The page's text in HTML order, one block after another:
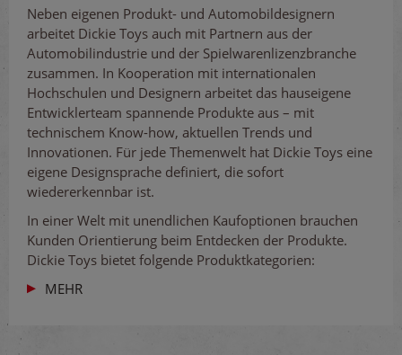
Neben eigenen Produkt- und Automobildesignern
arbeitet Dickie Toys auch mit Partnern aus der
Automobilindustrie und der Spielwarenlizenzbranche
zusammen. In Kooperation mit internationalen
Hochschulen und Designern arbeitet das hauseigene
Entwicklerteam spannende Produkte aus – mit
technischem Know-how, aktuellen Trends und
Innovationen. Für jede Themenwelt hat Dickie Toys eine
eigene Designsprache definiert, die sofort
wiedererkennbar ist.
In einer Welt mit unendlichen Kaufoptionen brauchen
Kunden Orientierung beim Entdecken der Produkte.
Dickie Toys bietet folgende Produktkategorien:
MEHR